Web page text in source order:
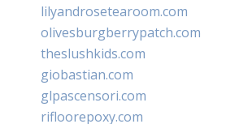
lilyandrosetearoom.com
olivesburgberrypatch.com
theslushkids.com
giobastian.com
glpascensori.com
rifloorepoxy.com